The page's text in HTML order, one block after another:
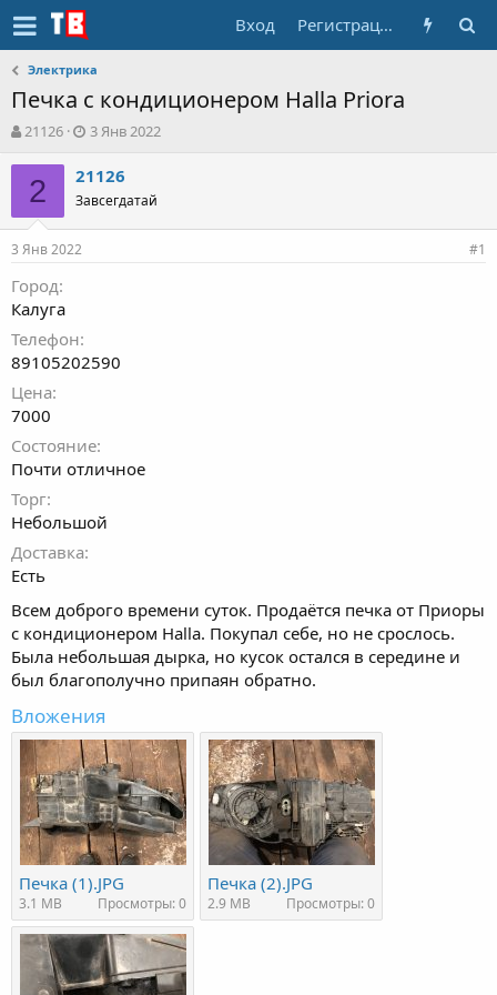
Вход Регистрация
Электрика
Печка с кондиционером Halla Priora
А
т
о
т
е
ы
21126
Д
т
н
а
3 Янв 2022
2 21126
Завсегдатай
3 Янв 2022 #1
Город
Калуга
Телефон
89105202590
Цена
7000
Состояние
Почти отличное
Торг
Небольшой
Доставка
Есть
Всем доброго времени суток. Продаётся печка от Приоры
с кондиционером Halla. Покупал себе, но не срослось.
Была небольшая дырка, но кусок остался в середине и
был благополучно припаян обратно.
Вложения
Печка (1).JPG
3.1 MB Просмотры: 0
Печка (2).JPG
2.9 MB Просмотры: 0